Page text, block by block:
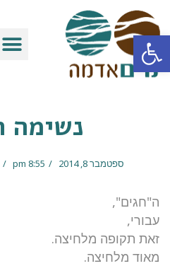
פתח סרגל נגישות
נשימה
ספטמבר 8, 2014 8:55 pm
ה"חגים",
עבורי,
זאת תקופה מלחיצה.
מאוד מלחיצה.